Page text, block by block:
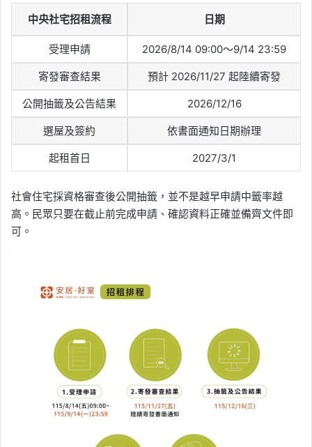
中央社宅招租流程 日期
受理申請 2026/8/14 09:00～9/14 23:59
寄發審查結果 預計 2026/11/27 起陸續寄發
公開抽籤及公告結果 2026/12/16
選屋及簽約 依書面通知日期辦理
起租首日 2027/3/1
社會住宅採資格審查後公開抽籤，並不是越早申請中籤率越
高。民眾只要在截止前完成申請、確認資料正確並備齊文件即
可。